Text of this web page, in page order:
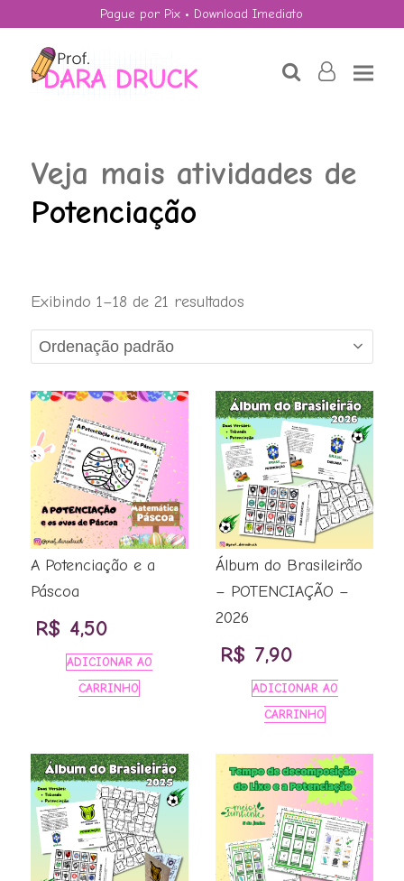
Pague por Pix • Download Imediato
searchuser-
Veja mais atividades de
Potenciação
Exibindo 1–18 de 21 resultados
A Potenciação e a
Páscoa
R$ 4,50
ADICIONAR AO
CARRINHO
Álbum do Brasileirão
– POTENCIAÇÃO –
2026
R$ 7,90
ADICIONAR AO
CARRINHO
R$4,50 + ADD